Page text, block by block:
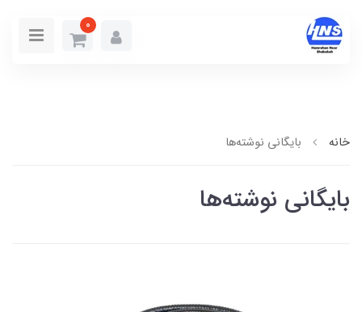
0
خانه بایگانی نوشته‌ها
بایگانی نوشته‌ها